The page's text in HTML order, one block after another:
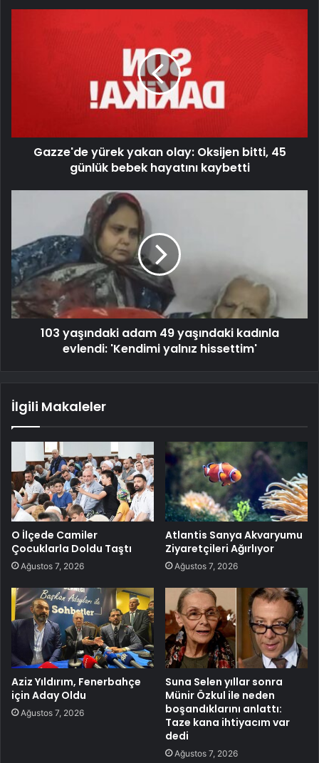
Gazze'de yürek yakan olay: Oksijen bitti, 45
günlük bebek hayatını kaybetti
103 yaşındaki adam 49 yaşındaki kadınla
evlendi: 'Kendimi yalnız hissettim'
İlgili Makaleler
O İlçede Camiler
Çocuklarla Doldu Taştı
Ağustos 7, 2026
Atlantis Sanya Akvaryumu
Ziyaretçileri Ağırlıyor
Ağustos 7, 2026
Aziz Yıldırım, Fenerbahçe
için Aday Oldu
Ağustos 7, 2026
Suna Selen yıllar sonra
Münir Özkul ile neden
boşandıklarını anlattı:
Taze kana ihtiyacım var
dedi
Ağustos 7, 2026